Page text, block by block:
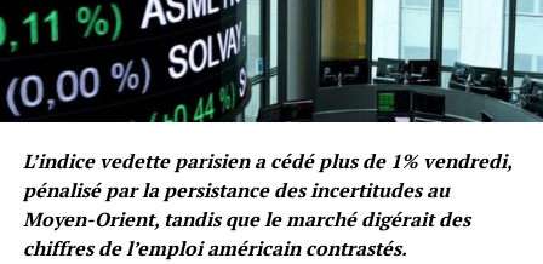
L’indice vedette parisien a cédé plus de 1% vendredi,
pénalisé par la persistance des incertitudes au
Moyen-Orient, tandis que le marché digérait des
chiffres de l’emploi américain contrastés.